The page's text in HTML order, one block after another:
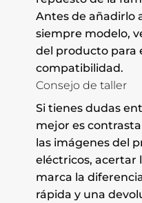
Antes de añadirlo
siempre modelo,
del producto para
compatibilidad.
Consejo de taller
Si tienes dudas
mejor es
las imágenes del
eléctricos, acertar
marca la
rápida y una